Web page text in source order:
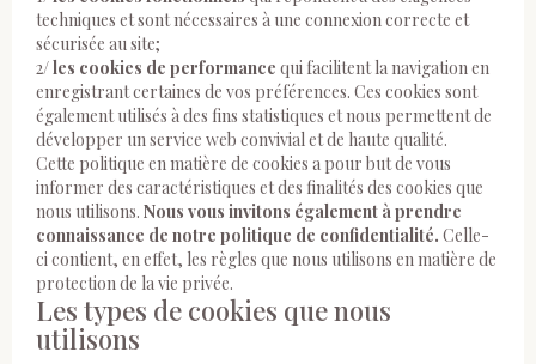
techniques et sont nécessaires à une connexion correcte et
sécurisée au site;
2/les cookies de performance qui facilitent la navigation en
enregistrant certaines de vos préférences. Ces cookies sont
également utilisés à des fins statistiques et nous permettent de
développer un service web convivial et de haute qualité.
Cette politique en matière de cookies a pour but de vous
informer des caractéristiques et des finalités des cookies que
nous utilisons. Nous vous invitons également à prendre
connaissance de notre politique de confidentialité. Celle-
ci contient, en effet, les règles que nous utilisons en matière de
protection de la vie privée.
Les types de cookies que nous
utilisons